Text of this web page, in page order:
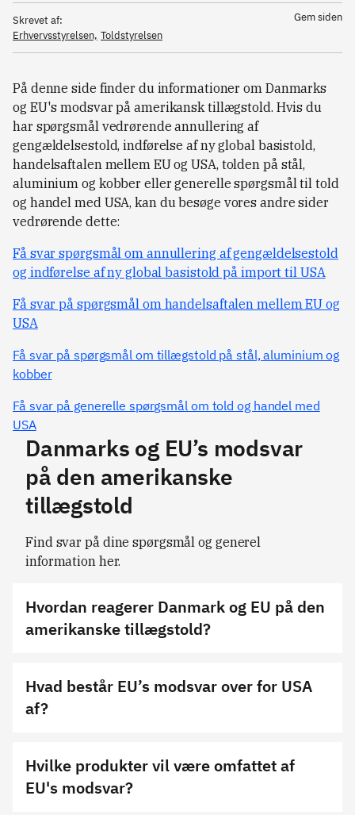
Skrevet af:
Erhvervsstyrelsen, Toldstyrelsen
Gem siden
På denne side finder du informationer om Danmarks
og EU's modsvar på amerikansk tillægstold. Hvis du
har spørgsmål vedrørende annullering af
gengældelsestold, indførelse af ny global basistold,
handelsaftalen mellem EU og USA, tolden på stål,
aluminium og kobber eller generelle spørgsmål til told
og handel med USA, kan du besøge vores andre sider
vedrørende dette:
Få svar spørgsmål om annullering af gengældelsestold
og indførelse af ny global basistold på import til USA
Få svar på spørgsmål om handelsaftalen mellem EU og
USA
Få svar på spørgsmål om tillægstold på stål, aluminium og
kobber
Få svar på generelle spørgsmål om told og handel med
USA
Danmarks og EU’s modsvar
på den amerikanske
tillægstold
Find svar på dine spørgsmål og generel
information her.
Hvordan reagerer Danmark og EU på den
amerikanske tillægstold?
Hvad består EU’s modsvar over for USA
af?
Hvilke produkter vil være omfattet af
EU's modsvar?